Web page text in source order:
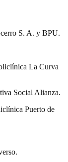
S. A. y BPU.
La Curva
Social Alianza.
Puerto de